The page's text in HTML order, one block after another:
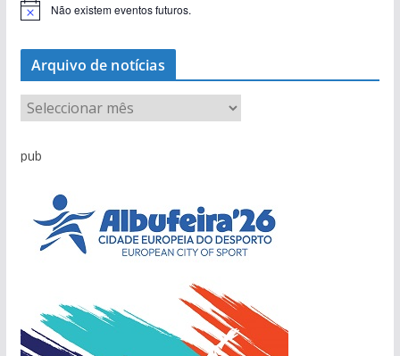
Não existem eventos futuros.
Arquivo de notícias
r
o
t
pub